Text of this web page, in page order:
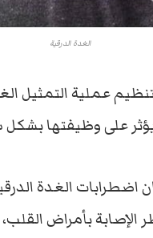
الغدة الدرقية
عملية
على وظيفتها
اضطرابات الغدة
بأمراض